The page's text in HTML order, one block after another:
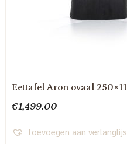
Eettafel Aron ovaal
€1,499.00
Toevoegen aan